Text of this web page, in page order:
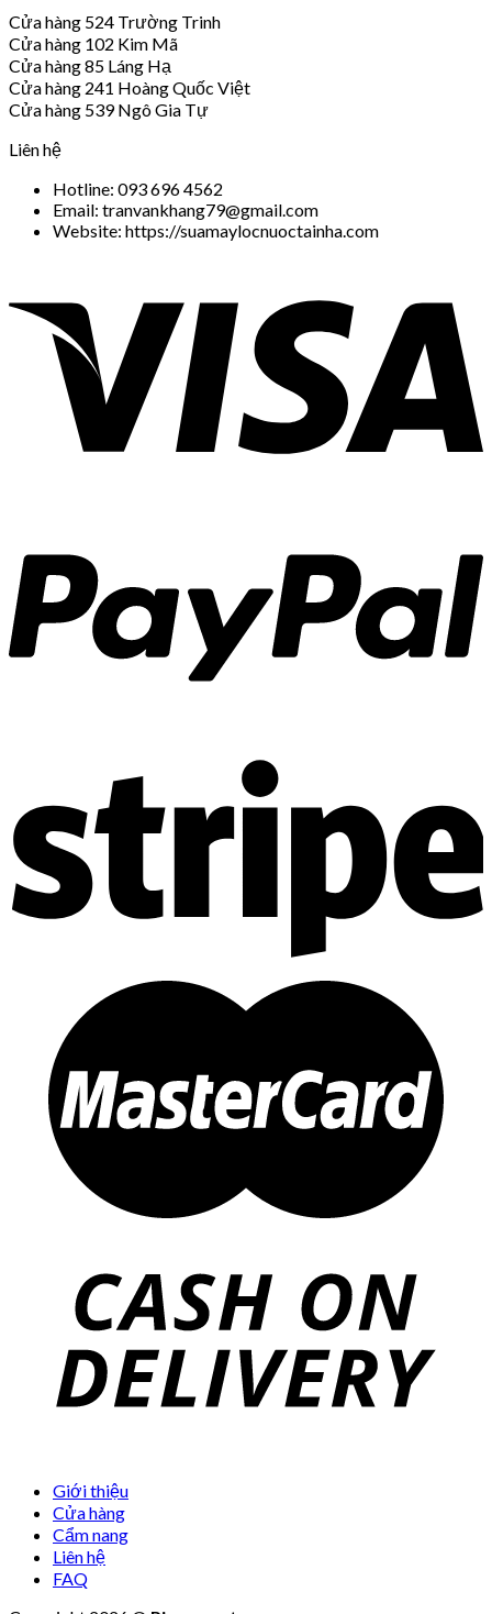
Cửa hàng 524 Trường Trinh
Cửa hàng 102 Kim Mã
Cửa hàng 85 Láng Hạ
Cửa hàng 241 Hoàng Quốc Việt
Cửa hàng 539 Ngô Gia Tự
Liên hệ
Hotline: 093 696 4562
Email: tranvankhang79@gmail.com
Website: https://suamaylocnuoctainha.com
Giới thiệu
Cửa hàng
Cẩm nang
Liên hệ
FAQ